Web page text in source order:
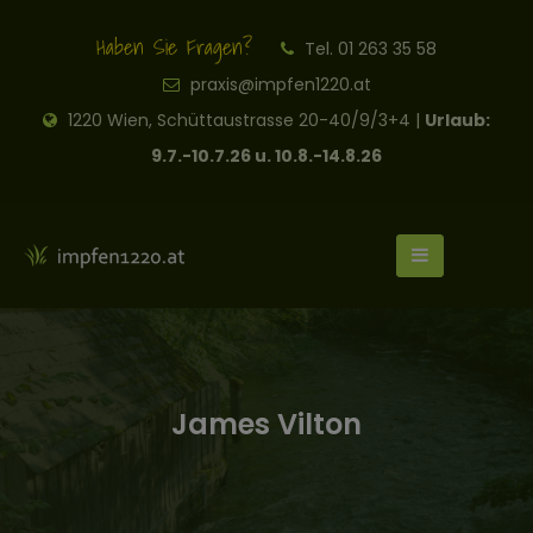
Haben Sie Fragen?
Tel. 01 263 35 58
praxis@impfen1220.at
1220 Wien, Schüttaustrasse 20-40/9/3+4 | Urlaub:
9.7.-10.7.26 u. 10.8.-14.8.26
James Vilton